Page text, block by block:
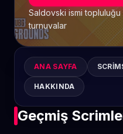
Saldovski ismi topluluğu
turnuvalar
ANA SAYFA
HAKKINDA
Geçmiş